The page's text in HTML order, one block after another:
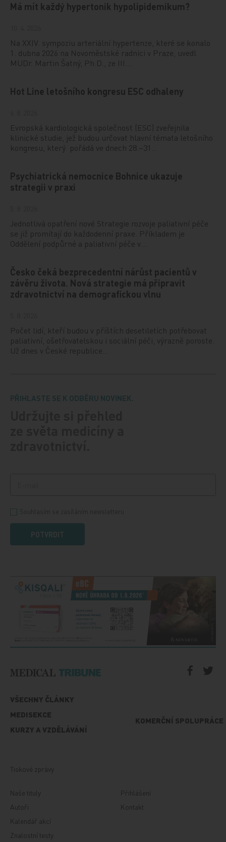
Má mít každý hypertonik hypolipidemikum?
Na XXIV. sympoziu arteriální hypertenze, které se konalo
1. dubna 2026 na Novoměstské radnici v Praze, uvedl
MUDr. Martin Šatný, Ph.D., ze III.…
Hot Line letošního kongresu ESC odhaleny
Evropská kardiologická společnost (ESC) zveřejnila
klinické studie, jež budou určovat hlavní témata letošního
kongresu, který pořádá ve dnech 28.–31…
Psychiatrická nemocnice Bohnice ukazuje
strategii v praxi
Jednotlivá opatření nové Strategie rozvoje paliativní péče
se již promítají do každodenní praxe. Příkladem je
Oddělení podpůrné a paliativní péče v…
Česko čeká bezprecedentní nárůst pacientů v
závěru života. Nová strategie má připravit
zdravotnictví na demografickou vlnu
Počet lidí, kteří budou v příštích desetiletích potřebovat
paliativní, ošetřovatelskou i sociální péči, výrazně poroste.
Už dnes v České republice…
PŘIHLASTE SE K ODBĚRU NOVINEK.
POTVRDIT
VŠECHNY ČLÁNKY
MEDISEKCE
KURZY A VZDĚLÁVÁNÍ
KOMERČNÍ SPOLUPRÁCE
Tiskové zprávy
Naše tituly
Autoři
Kalendář akcí
Znalostní testy
Přihlášení
Kontakt